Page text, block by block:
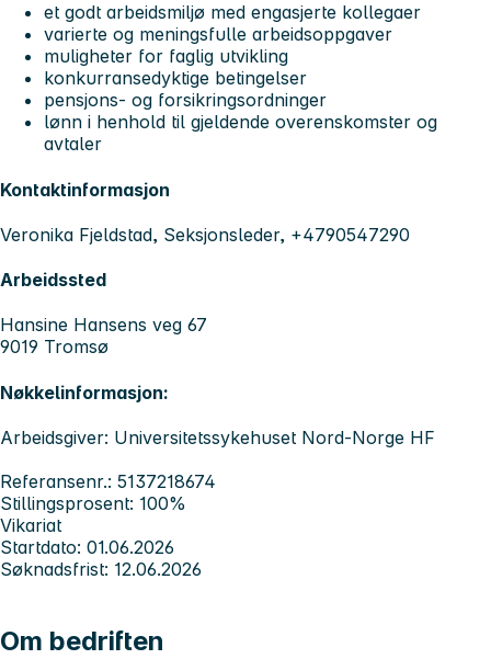
et godt arbeidsmiljø med engasjerte kollegaer
varierte og meningsfulle arbeidsoppgaver
muligheter for faglig utvikling
konkurransedyktige betingelser
pensjons- og forsikringsordninger
lønn i henhold til gjeldende overenskomster og
avtaler
Kontaktinformasjon
Veronika Fjeldstad, Seksjonsleder, +4790547290
Arbeidssted
Hansine Hansens veg 67
9019 Tromsø
Nøkkelinformasjon:
Arbeidsgiver: Universitetssykehuset Nord-Norge HF
Referansenr.: 5137218674
Stillingsprosent: 100%
Vikariat
Startdato: 01.06.2026
Søknadsfrist: 12.06.2026
Om bedriften